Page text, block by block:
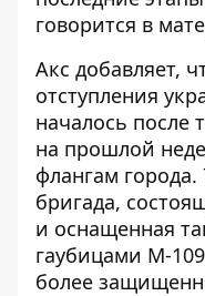
говорится в
Акс добавляет,
отступления
началось после
на прошлой
флангам
бригада,
и оснащенная
гаубицами М-
более